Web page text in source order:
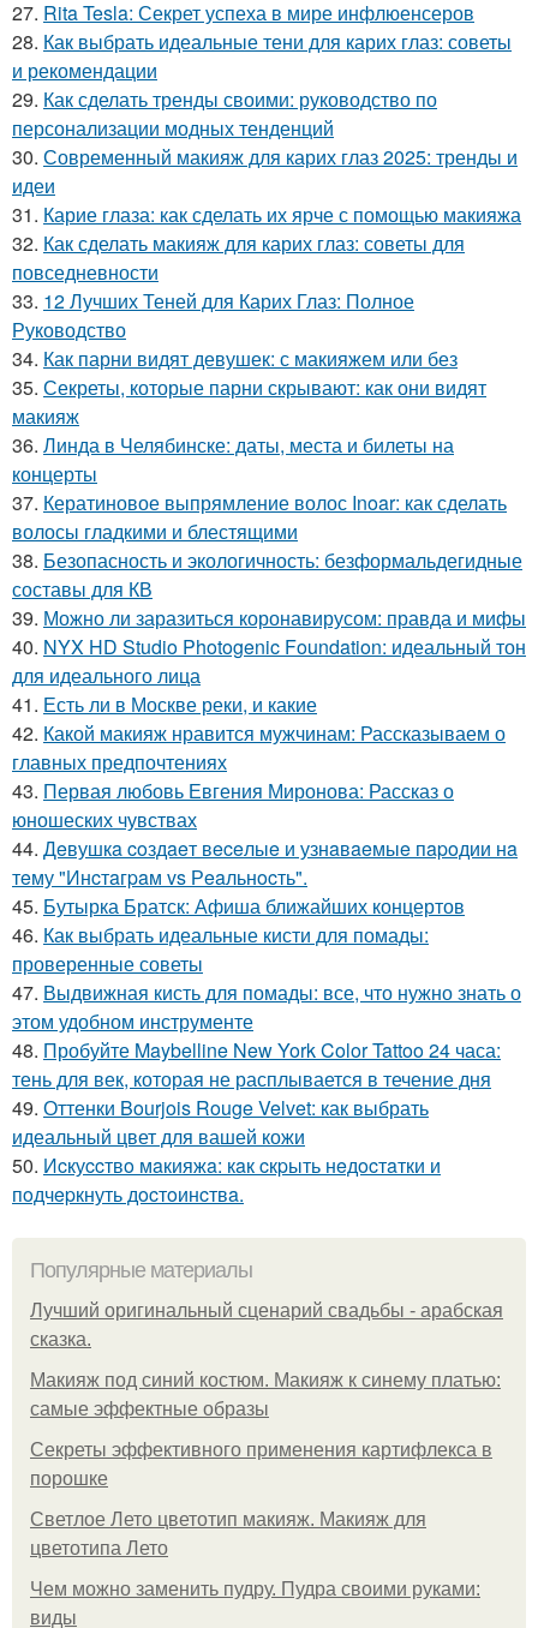
27. Rita Tesla: Секрет успеха в мире инфлюенсеров
28. Как выбрать идеальные тени для карих глаз: советы
и рекомендации
29. Как сделать тренды своими: руководство по
персонализации модных тенденций
30. Современный макияж для карих глаз 2025: тренды и
идеи
31. Карие глаза: как сделать их ярче с помощью макияжа
32. Как сделать макияж для карих глаз: советы для
повседневности
33. 12 Лучших Теней для Карих Глаз: Полное
Руководство
34. Как парни видят девушек: с макияжем или без
35. Секреты, которые парни скрывают: как они видят
макияж
36. Линда в Челябинске: даты, места и билеты на
концерты
37. Кератиновое выпрямление волос Inoar: как сделать
волосы гладкими и блестящими
38. Безопасность и экологичность: безформальдегидные
составы для КВ
39. Можно ли заразиться коронавирусом: правда и мифы
40. NYX HD Studio Photogenic Foundation: идеальный тон
для идеального лица
41. Есть ли в Москве реки, и какие
42. Какой макияж нравится мужчинам: Рассказываем о
главных предпочтениях
43. Первая любовь Евгения Миронова: Рассказ о
юношеских чувствах
44. Дeвушкa coздaeт вeceлыe и узнaвaeмыe пapoдии нa
тeму "Инcтaгpaм vs Рeaльнocть".
45. Бутырка Братск: Афиша ближайших концертов
46. Как выбрать идеальные кисти для помады:
проверенные советы
47. Выдвижная кисть для помады: все, что нужно знать о
этом удобном инструменте
48. Пробуйте Maybelline New York Color Tattoo 24 часа:
тень для век, которая не расплывается в течение дня
49. Оттенки Bourjois Rouge Velvet: как выбрать
идеальный цвет для вашей кожи
50. Иcкуccтвo мaкияжa: кaк cкpыть нeдocтaтки и
пoдчepкнуть дocтoинcтвa.
Популярные материалы
Лучший оригинальный сценарий свадьбы - арабская
сказка.
Макияж под синий костюм. Макияж к синему платью:
самые эффектные образы
Секреты эффективного применения картифлекса в
порошке
Светлое Лето цветотип макияж. Макияж для
цветотипа Лето
Чем можно заменить пудру. Пудра своими руками:
виды